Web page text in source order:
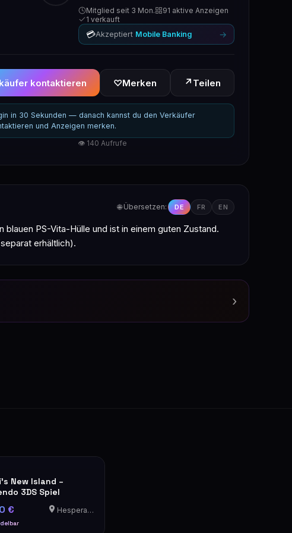
Mitglied seit 3 Mon.
91 aktive Anzeigen
1 verkauft
💳Akzeptiert Mobile Banking →
kontaktieren ♡Merken ↗ Teilen
in 30 Sekunden — danach kannst du den Verkäufer
und Anzeigen merken.
👁 140 Aufrufe
🌐 Übersetzen: DE FR EN
PS-Vita-Hülle und ist in einem guten Zustand.
erhältlich).
›
New Island –
3DS Spiel
€ Hesperange